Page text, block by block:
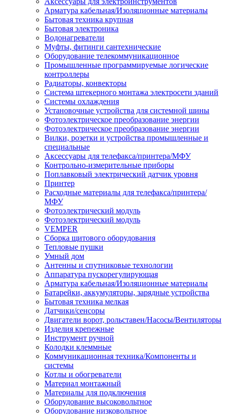
Арматура кабельная/Изоляционные материалы
Бытовая техника крупная
Бытовая электроника
Водонагреватели
Муфты, фитинги сантехнические
Оборудование телекоммуникационное
Промышленные программируемые логические
контроллеры
Радиаторы, конвекторы
Система штекерного монтажа электросети зданий
Системы охлаждения
Установочные устройства для системной шины
Фотоэлектрическое преобразование энергии
Фотоэлектрическое преобразование энергии
Вилки, розетки и устройства промышленные и
специальные
Аксессуары для телефакса/принтера/МФУ
Контрольно-измерительные приборы
Поплавковый электрический датчик уровня
Принтер
Расходные материалы для телефакса/принтера/
МФУ
Фотоэлектрический модуль
Фотоэлектрический модуль
VEMPER
Сборка щитового оборудования
Тепловые пушки
Умный дом
Антенны и спутниковые технологии
Аппаратура пускорегулирующая
Арматура кабельная/Изоляционные материалы
Батарейки, аккумуляторы, зарядные устройства
Бытовая техника мелкая
Датчики/сенсоры
Двигатели ворот, рольставен/Насосы/Вентиляторы
Изделия крепежные
Инструмент ручной
Колодки клеммные
Коммуникационная техника/Компоненты и
системы
Котлы и обогреватели
Материал монтажный
Материалы для подключения
Оборудование высоковольтное
Оборудование низковольтное